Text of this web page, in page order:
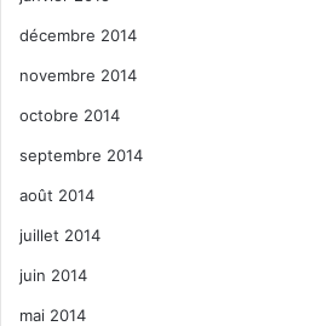
décembre 2014
novembre 2014
octobre 2014
septembre 2014
août 2014
juillet 2014
juin 2014
mai 2014